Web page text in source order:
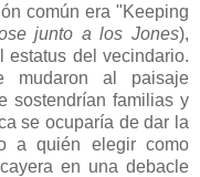
común era "Keeping
junto a los Jones),
estatus del vecindario.
mudaron al paisaje
sostendrían familias y
se ocuparía de dar la
a quién elegir como
en una debacle